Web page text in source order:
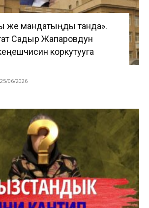
же мандатыңды танда».
Садыр Жапаровдун
коркутууга
25/06/2026